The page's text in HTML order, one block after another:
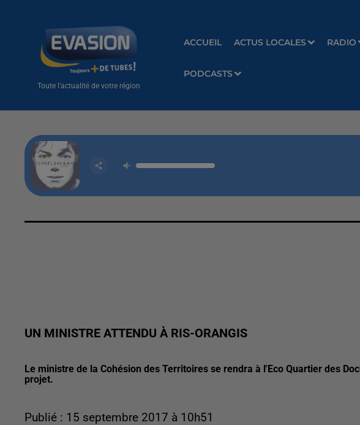
Toute l'actualité de votre région
ACCUEIL ACTUS LOCALES RADIO
PODCASTS
UN MINISTRE ATTENDU À RIS-ORANGIS
Le ministre de la Cohésion des Territoires se rendra à l'Eco Quartier des
projet.
Publié : 15 septembre 2017 à 10h51